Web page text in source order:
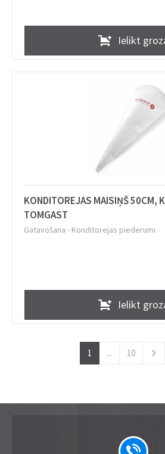
Ielikt
KONDITOREJAS MAISIŅŠ 50CM,
TOMGAST
Gatavošana - Konditorejas piederumi
Ielikt
1 ... 10